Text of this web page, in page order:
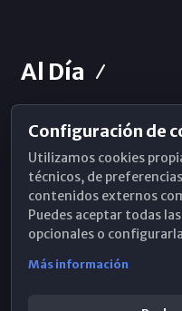
Al Día
Horarios de Misa
Hemeroteca
WhatsApp
Configuración de
Utilizamos cookies
técnicos, de
contenidos externos
Puedes aceptar todas
opcionales o
Más información